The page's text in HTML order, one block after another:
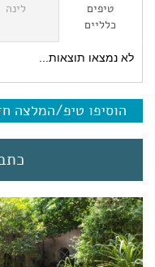
טיפים
כלליים
לינה
לא נמצאו תוצאות...
הוסיפו טיפ/המלצה